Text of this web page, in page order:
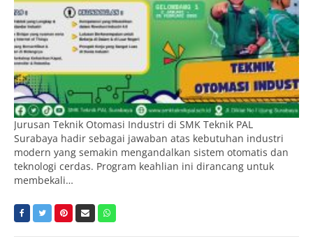
Jurusan Teknik Otomasi Industri di SMK Teknik PAL
Surabaya hadir sebagai jawaban atas kebutuhan industri
modern yang semakin mengandalkan sistem otomatis dan
teknologi cerdas. Program keahlian ini dirancang untuk
membekali…